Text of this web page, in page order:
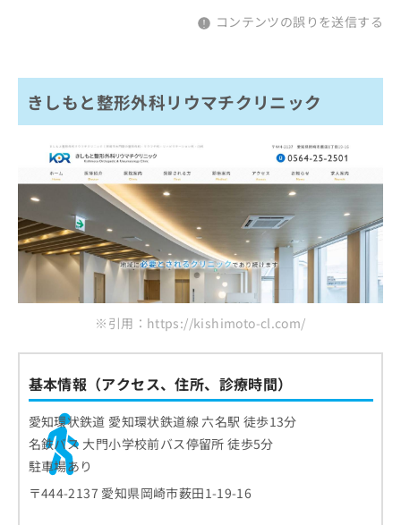
コンテンツの誤りを送信する
きしもと整形外科リウマチクリニック
※引用：https://kishimoto-cl.com/
基本情報（アクセス、住所、診療時間）
愛知環状鉄道 愛知環状鉄道線 六名駅 徒歩13分
名鉄バス 大門小学校前バス停留所 徒歩5分
駐車場あり
〒444-2137 愛知県岡崎市薮田1-19-16